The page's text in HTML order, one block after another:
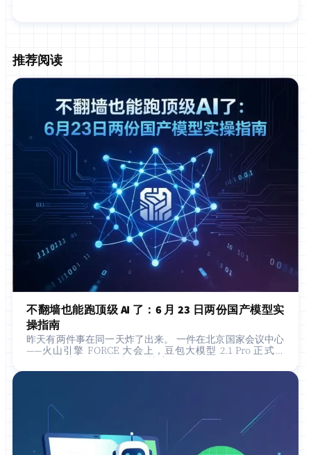
推荐阅读
不翻墙也能跑顶级 AI 了：6 月 23 日两份国产模型实
操指南
昨天有两件事在同一天炸了出来。 一件在北京国家会议中心
——火山引擎 FORCE 大会上，豆包大模型 2.1 Pro 正式发
布，编程和 Agent 能力首次比肩 Claude Opus 4.7。另一件
在…